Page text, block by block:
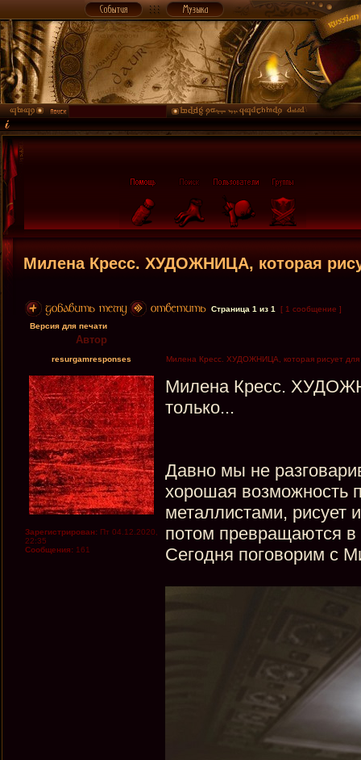
Милена Кресс. ХУДОЖНИЦА, которая
Страница 1 из 1
[ 1 сообщение ]
Версия для печати
Автор
resurgamresponses Милена Кресс. ХУДОЖНИЦА, которая рисует для
Зарегистрирован: Пт 04.12.2020,
22:35
Сообщения: 161
Милена Кресс.
только...
Давно мы не
хорошая возможность
металлистами, рисует
потом превращаются в
Сегодня поговорим с